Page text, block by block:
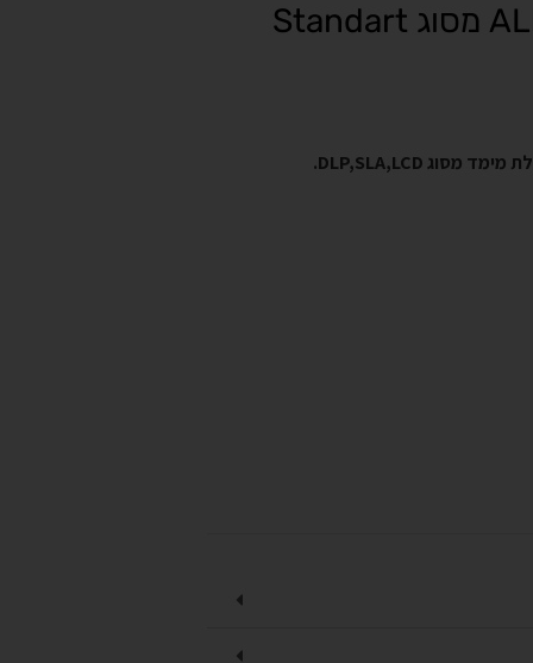
בקבוק שרף איכותי תוצרת ALMA מסוג Standart